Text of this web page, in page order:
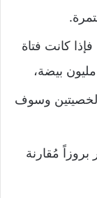
كانت فتاة
وسوف
بروزاً مُقارنة